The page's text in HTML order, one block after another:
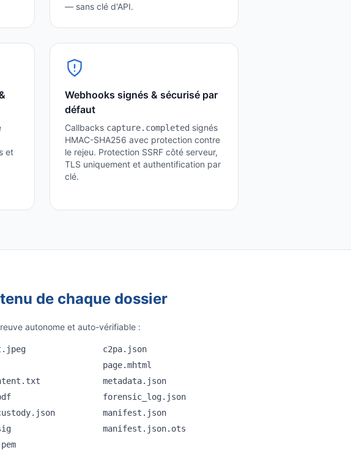
— sans clé d'API.
et
Webhooks signés & sécurisé par
défaut
Callbacks capture.completed signés
HMAC-SHA256 avec protection contre
le rejeu. Protection SSRF côté serveur,
TLS uniquement et authentification par
clé.
de chaque dossier
autonome et auto-vérifiable :
c2pa.json
page.mhtml
metadata.json
forensic_log.json
manifest.json
manifest.json.ots